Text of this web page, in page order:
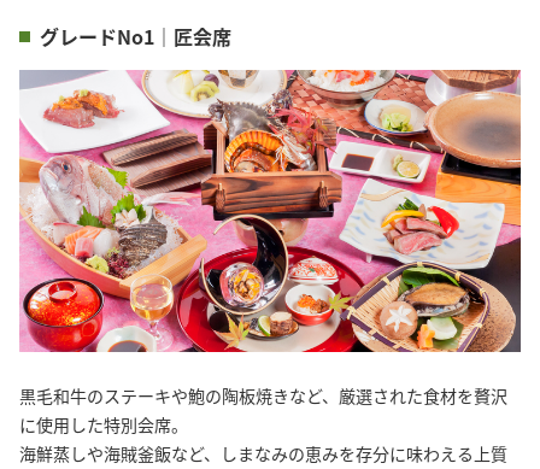
グレードNo1｜匠会席
黒毛和牛のステーキや鮑の陶板焼きなど、厳選された食材を贅沢
に使用した特別会席。
海鮮蒸しや海賊釜飯など、しまなみの恵みを存分に味わえる上質